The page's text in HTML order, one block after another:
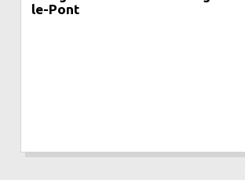
le-Pont